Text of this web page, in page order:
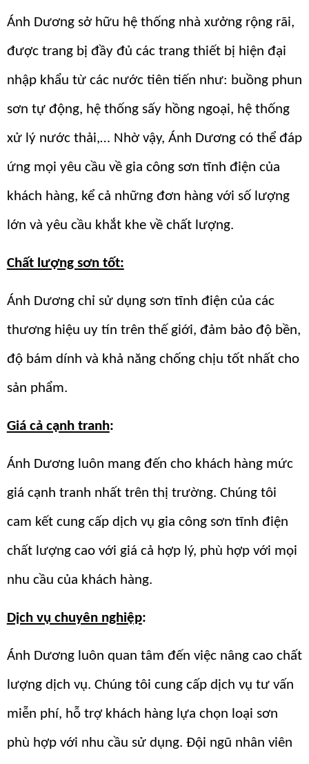
Ánh Dương sở hữu hệ thống nhà xưởng rộng rãi,
được trang bị đầy đủ các trang thiết bị hiện đại
nhập khẩu từ các nước tiên tiến như: buồng phun
sơn tự động, hệ thống sấy hồng ngoại, hệ thống
xử lý nước thải,… Nhờ vậy, Ánh Dương có thể đáp
ứng mọi yêu cầu về gia công sơn tĩnh điện của
khách hàng, kể cả những đơn hàng với số lượng
lớn và yêu cầu khắt khe về chất lượng.
Chất lượng sơn tốt:
Ánh Dương chỉ sử dụng sơn tĩnh điện của các
thương hiệu uy tín trên thế giới, đảm bảo độ bền,
độ bám dính và khả năng chống chịu tốt nhất cho
sản phẩm.
Giá cả cạnh tranh:
Ánh Dương luôn mang đến cho khách hàng mức
giá cạnh tranh nhất trên thị trường. Chúng tôi
cam kết cung cấp dịch vụ gia công sơn tĩnh điện
chất lượng cao với giá cả hợp lý, phù hợp với mọi
nhu cầu của khách hàng.
Dịch vụ chuyên nghiệp:
Ánh Dương luôn quan tâm đến việc nâng cao chất
lượng dịch vụ. Chúng tôi cung cấp dịch vụ tư vấn
miễn phí, hỗ trợ khách hàng lựa chọn loại sơn
phù hợp với nhu cầu sử dụng. Đội ngũ nhân viên